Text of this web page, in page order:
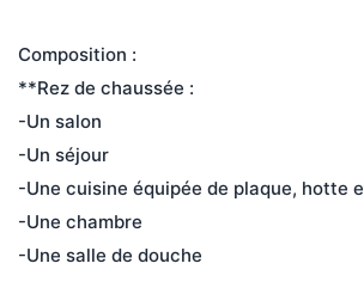
Composition :
**Rez de chaussée :
-Un salon
-Un séjour
-Une cuisine équipée de plaque, hotte
-Une chambre
-Une salle de douche